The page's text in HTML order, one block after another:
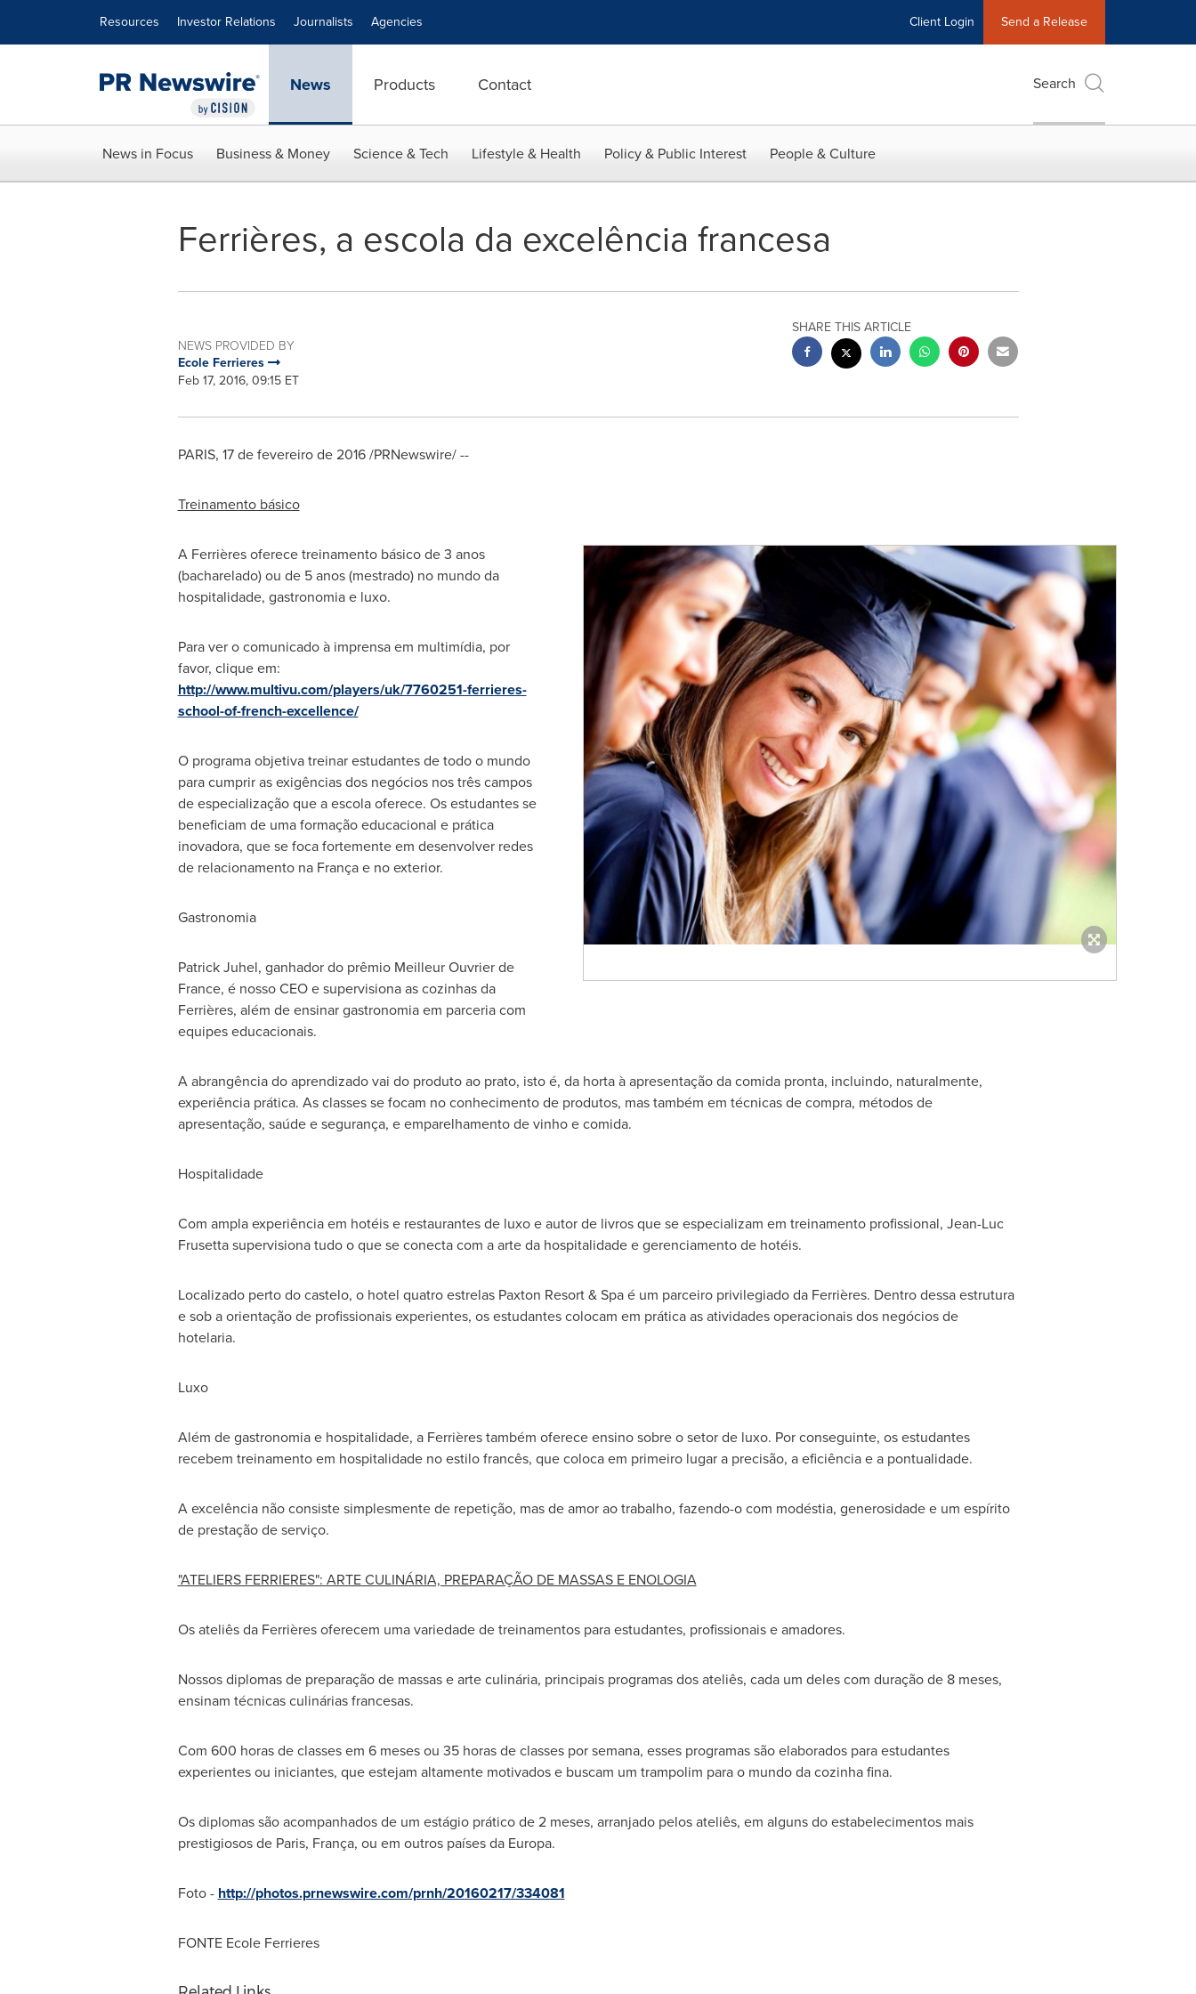
Resources Investor Relations Journalists Agencies Client Login Send a Release
News Products Contact Search
News in Focus Business & Money Science & Tech Lifestyle & Health Policy & Public Interest People & Culture
Ferrières, a escola da excelência francesa
NEWS PROVIDED BY
Ecole Ferrieres
Feb 17, 2016, 09:15 ET
SHARE THIS ARTICLE
PARIS, 17 de fevereiro de 2016 /PRNewswire/ --
Treinamento básico
A Ferrières oferece treinamento básico de 3 anos
(bacharelado) ou de 5 anos (mestrado) no mundo da
hospitalidade, gastronomia e luxo.
Para ver o comunicado à imprensa em multimídia, por
favor, clique em:
http://www.multivu.com/players/uk/7760251-ferrieres-
school-of-french-excellence/
O programa objetiva treinar estudantes de todo o mundo
para cumprir as exigências dos negócios nos três campos
de especialização que a escola oferece. Os estudantes se
beneficiam de uma formação educacional e prática
inovadora, que se foca fortemente em desenvolver redes
de relacionamento na França e no exterior.
Gastronomia
Patrick Juhel, ganhador do prêmio Meilleur Ouvrier de
France, é nosso CEO e supervisiona as cozinhas da
Ferrières, além de ensinar gastronomia em parceria com
equipes educacionais.
A abrangência do aprendizado vai do produto ao prato, isto é, da horta à apresentação da comida pronta, incluindo, naturalmente,
experiência prática. As classes se focam no conhecimento de produtos, mas também em técnicas de compra, métodos de
apresentação, saúde e segurança, e emparelhamento de vinho e comida.
Hospitalidade
Com ampla experiência em hotéis e restaurantes de luxo e autor de livros que se especializam em treinamento profissional, Jean-Luc
Frusettasupervisiona tudo o que se conecta com a arte da hospitalidade e gerenciamento de hotéis.
Localizado perto do castelo, o hotel quatro estrelas Paxton Resort & Spa é um parceiro privilegiado da Ferrières. Dentro dessa estrutura
e sob a orientação de profissionais experientes, os estudantes colocam em prática as atividades operacionais dos negócios de
hotelaria.
Luxo
Além de gastronomia e hospitalidade, a Ferrières também oferece ensino sobre o setor de luxo. Por conseguinte, os estudantes
recebem treinamento em hospitalidade no estilo francês, que coloca em primeiro lugar a precisão, a eficiência e a pontualidade.
A excelência não consiste simplesmente de repetição, mas de amor ao trabalho, fazendo-o com modéstia, generosidade e um espírito
de prestação de serviço.
"ATELIERS FERRIERES": ARTE CULINÁRIA, PREPARAÇÃO DE MASSAS E ENOLOGIA
Os ateliês da Ferrières oferecem uma variedade de treinamentos para estudantes, profissionais e amadores.
Nossos diplomas de preparação de massas e arte culinária, principais programas dos ateliês, cada um deles com duração de 8 meses,
ensinam técnicas culinárias francesas.
Com 600 horas de classes em 6 meses ou 35 horas de classes por semana, esses programas são elaborados para estudantes
experientes ou iniciantes, que estejam altamente motivados e buscam um trampolim para o mundo da cozinha fina.
Os diplomas são acompanhados de um estágio prático de 2 meses, arranjado pelos ateliês, em alguns do estabelecimentos mais
prestigiosos de Paris, França, ou em outros países da Europa.
Foto - http://photos.prnewswire.com/prnh/20160217/334081
FONTE Ecole Ferrieres